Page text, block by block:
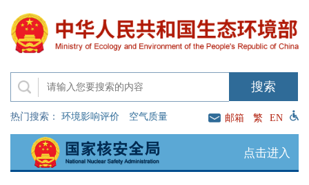
热门搜索： 环境影响评价 空气质量 邮箱 繁 EN
点击进入